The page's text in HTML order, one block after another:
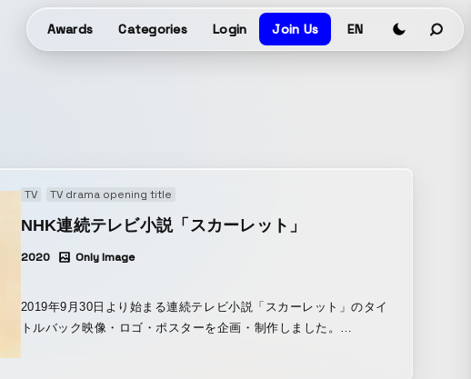
Awards Categories Login Join Us EN
TV TV drama opening title
NHK連続テレビ小説「スカーレット」
2020 Only Image
2019年9月30日より始まる連続テレビ小説「スカーレット」のタイ
トルバック映像・ロゴ・ポスターを企画・制作しました。